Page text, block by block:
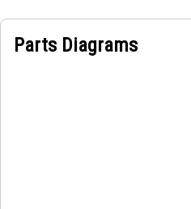
Parts Diagrams